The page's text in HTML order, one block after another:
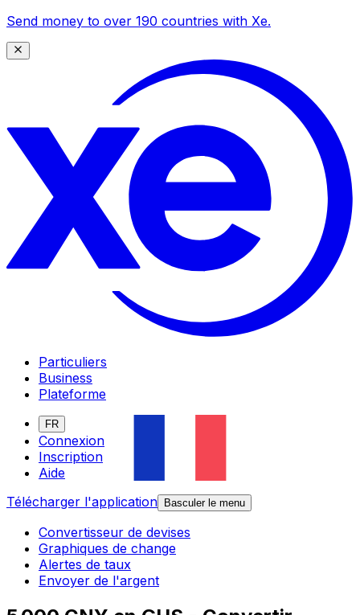
Send money to over 190 countries with Xe.
Particuliers
Business
Plateforme
FR
Connexion
Inscription
Aide
Télécharger l'application
Basculer le menu
Convertisseur de devises
Graphiques de change
Alertes de taux
Envoyer de l'argent